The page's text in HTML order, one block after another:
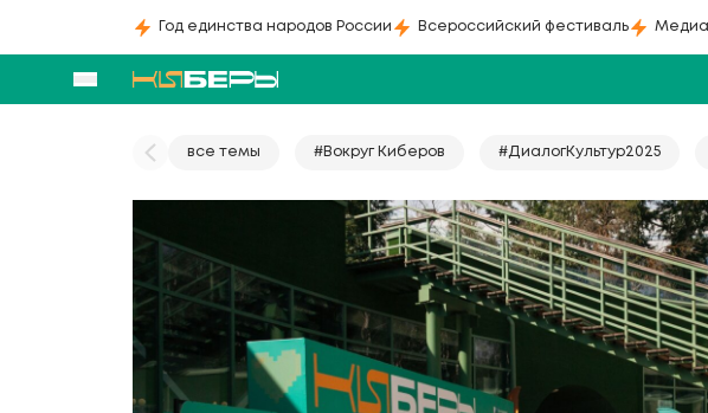
Год единства народов России Всероссийский фестиваль
все темы #Вокруг Киберов #ДиалогКультур2025